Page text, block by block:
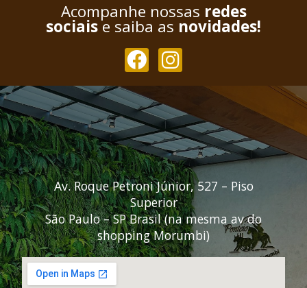
Acompanhe nossas redes
sociaise saiba as novidades!
Av. Roque Petroni Júnior, 527 – Piso
Superior
São Paulo – SP Brasil (na mesma av do
shopping Morumbi)